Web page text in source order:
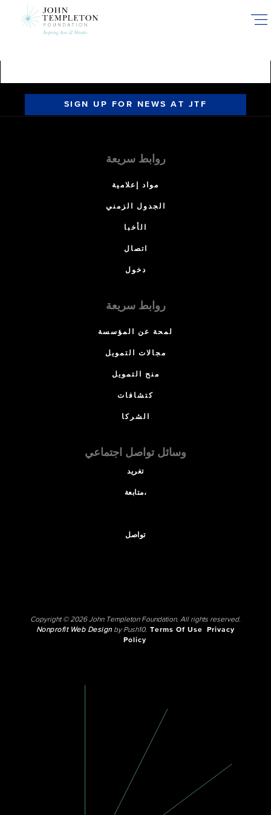
SIGN UP FOR NEWS AT JTF
روابط سريعة
مواد إعلامية
الجدول الزمني
الأخبا
اتصال
دخول
روابط سريعة
لمحة عن المؤسسة
مجالات التمويل
منح التمويل
كتشافات
الشركا
وسائل تواصل اجتماعي
تغريد
متابعة،
تواصل
Copyright © 2026 John Templeton Foundation. All rights reserved.
Nonprofit Web Designby Push10. Terms Of Use
Privacy
Policy